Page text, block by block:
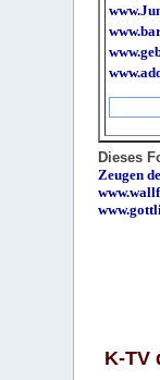
Dieses
Zeugen
K-TV